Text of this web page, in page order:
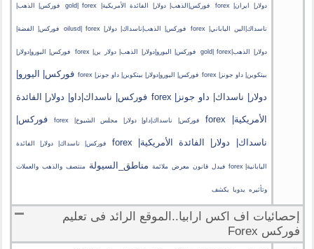
دولار| ايران| forex فوركس|الذهب| دولار| الفائدة الأمريكية| gold| forex فوركس| الذهب|
ناسداك|الين الياباني| forex فوركس| الذهب|ناسداك| دولار| oilusd| forex فوركس| الفضة|
دولار| الذهب|gold| forex فوركس| اليورو|دولار| الذهب| دولار ين| forex فوركس| اليورو|دولار|
بيتكوين| داو جونز| forex فوركس| اليورو|دولار| بيتكوين| داو جونز| forex فوركس| اليورو|
دولار| ناسداك| داو جونز| forex فوركس| ناسداك|داو| دولار| الفائدة
الأمريكية| forex فوركس| ناسداك|داو| دولار| مجلس الشيوخ| forex فوركس|
ناسداك| دولار| الفائدة الأمريكية| forex فوركس| ناسداك| دولار| الفائدة
اليابانية| forex فيدل قانون معرض ملائمة مناطق_السيولة منتصف والذهب والعملات
وتأثيره يدويا يكشف
إحصائيات اف اكس ارابيا..الموقع الرائد فى تعليم
فوركس Forex